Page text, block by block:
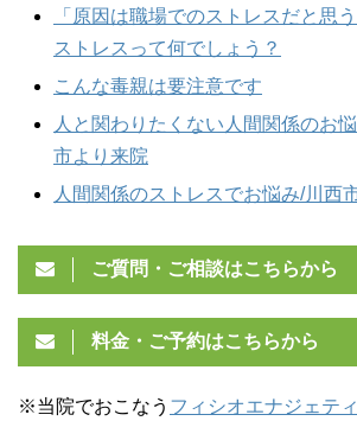
「原因は職場でのストレスだと思
ストレスって何でしょう？
こんな毒親は要注意です
人と関わりたくない人間関係のお
市より来院
人間関係のストレスでお悩み/川西
ご質問・ご相談はこちらから
料金・ご予約はこちらから
※当院でおこなう フィシオエナジェテ